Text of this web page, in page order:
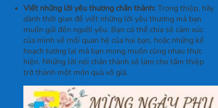
Viết những lời yêu thương chân thành:Trong thiệp, hãy
dành thời gian để viết những lời yêu thương mà bạn
muốn gửi đến người yêu. Bạn có thể chia sẻ cảm xúc
của mình về mối quan hệ của hai bạn, hoặc những kế
hoạch tương lai mà bạn mong muốn cùng nhau thực
hiện. Những lời nói chân thành sẽ làm cho tấm thiệp
trở thành một món quà vô giá.